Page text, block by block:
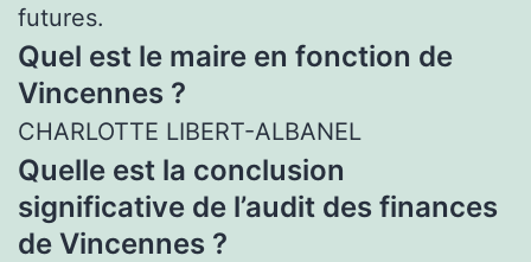
futures.
Quel est le maire en fonction de
Vincennes ?
CHARLOTTE LIBERT-ALBANEL
Quelle est la conclusion
significative de l’audit des finances
de Vincennes ?